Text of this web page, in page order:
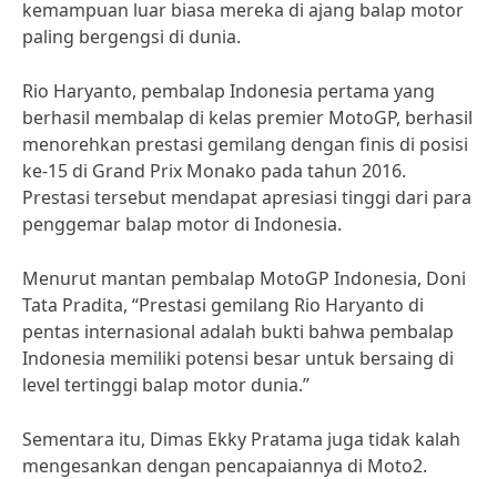
kemampuan luar biasa mereka di ajang balap motor
paling bergengsi di dunia.
Rio Haryanto, pembalap Indonesia pertama yang
berhasil membalap di kelas premier MotoGP, berhasil
menorehkan prestasi gemilang dengan finis di posisi
ke-15 di Grand Prix Monako pada tahun 2016.
Prestasi tersebut mendapat apresiasi tinggi dari para
penggemar balap motor di Indonesia.
Menurut mantan pembalap MotoGP Indonesia, Doni
Tata Pradita, “Prestasi gemilang Rio Haryanto di
pentas internasional adalah bukti bahwa pembalap
Indonesia memiliki potensi besar untuk bersaing di
level tertinggi balap motor dunia.”
Sementara itu, Dimas Ekky Pratama juga tidak kalah
mengesankan dengan pencapaiannya di Moto2.